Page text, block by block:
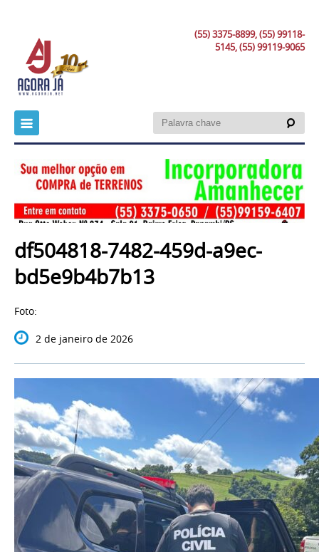
(55) 3375-8899, (55) 99118-
5145, (55) 99119-9065
df504818-7482-459d-a9ec-
bd5e9b4b7b13
Foto:
2 de janeiro de 2026